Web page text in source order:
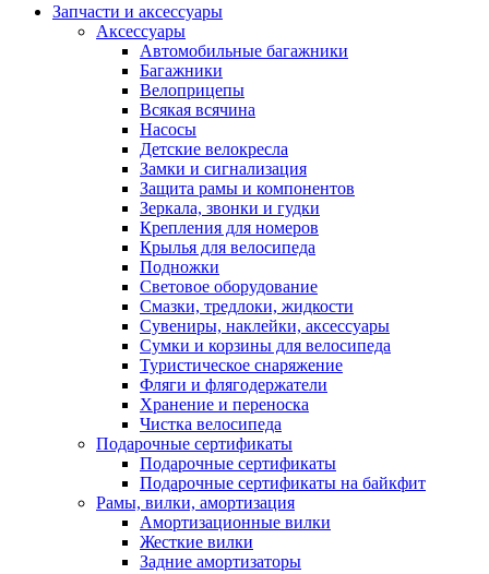
Запчасти и аксессуары
Аксессуары
Автомобильные багажники
Багажники
Велоприцепы
Всякая всячина
Насосы
Детские велокресла
Замки и сигнализация
Защита рамы и компонентов
Зеркала, звонки и гудки
Крепления для номеров
Крылья для велосипеда
Подножки
Световое оборудование
Смазки, тредлоки, жидкости
Сувениры, наклейки, аксессуары
Сумки и корзины для велосипеда
Туристическое снаряжение
Фляги и флягодержатели
Хранение и переноска
Чистка велосипеда
Подарочные сертификаты
Подарочные сертификаты
Подарочные сертификаты на байкфит
Рамы, вилки, амортизация
Амортизационные вилки
Жесткие вилки
Задние амортизаторы